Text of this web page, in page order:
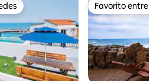
Favorito entre
Favorito entre